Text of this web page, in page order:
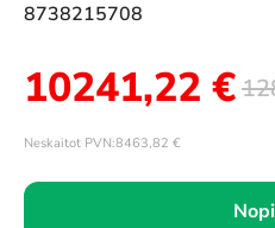
8738215708
10241,22 €
Neskaitot PVN:8463,82 €